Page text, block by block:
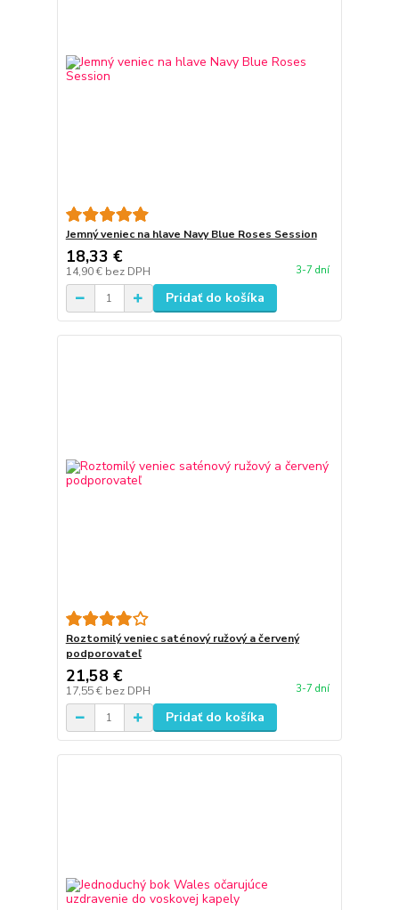
Jemný veniec na hlave Navy Blue Roses Session
18,33 €
14,90 € bez DPH 3-7 dní
Pridať do košíka
Roztomilý veniec saténový ružový a červený
podporovateľ
21,58 €
17,55 € bez DPH 3-7 dní
Pridať do košíka